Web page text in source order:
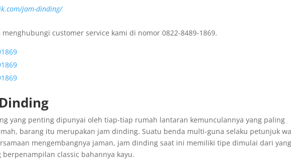
jam-dinding/
customer service kami di nomor 0822-8489-1869.
yang penting dipunyai oleh tiap-tiap rumah lantaran kemunculannya yang paling
barang itu merupakan jam dinding. Suatu benda multi-guna selaku petunjuk
mengembangnya jaman, jam dinding saat ini memiliki tipe dimulai dari yang
classic bahannya kayu.